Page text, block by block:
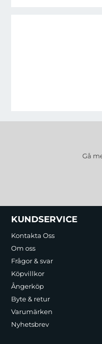
Gå
Sidfot
KUNDSERVICE
Kontakta Oss
Om oss
Frågor & svar
Köpvillkor
Ångerköp
Byte & retur
Varumärken
Nyhetsbrev